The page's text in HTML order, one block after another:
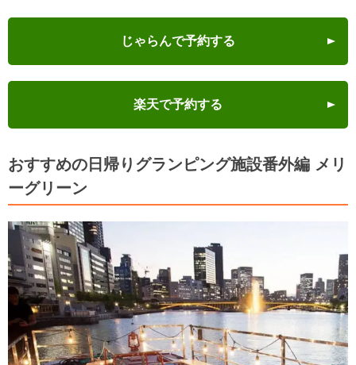
じゃらんで予約する
楽天で予約する
おすすめの日帰りグランピング施設番外編 メリ
ーグリーン